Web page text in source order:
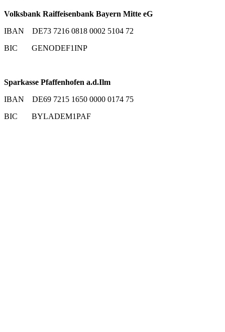
Volksbank Raiffeisenbank Bayern Mitte eG
IBAN DE73 7216 0818 0002 5104 72
BIC GENODEF1INP
Sparkasse Pfaffenhofen a.d.Ilm
IBAN DE69 7215 1650 0000 0174 75
BIC BYLADEM1PAF